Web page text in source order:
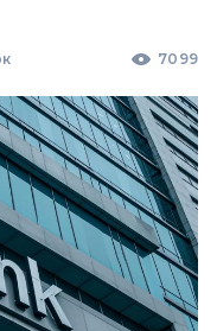
7099